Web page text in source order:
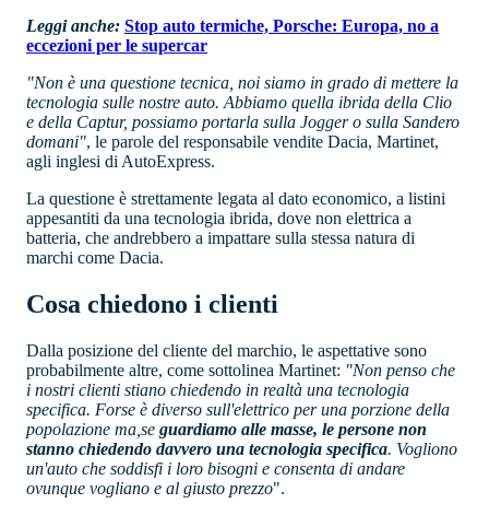
Leggi anche: Stop auto termiche, Porsche: Europa, no a
eccezioni per le supercar
"Non è una questione tecnica, noi siamo in grado di mettere la
tecnologia sulle nostre auto. Abbiamo quella ibrida della Clio
e della Captur, possiamo portarla sulla Jogger o sulla Sandero
domani", le parole del responsabile vendite Dacia, Martinet,
agli inglesi di AutoExpress.
La questione è strettamente legata al dato economico, a listini
appesantiti da una tecnologia ibrida, dove non elettrica a
batteria, che andrebbero a impattare sulla stessa natura di
marchi come Dacia.
Cosa chiedono i clienti
Dalla posizione del cliente del marchio, le aspettative sono
probabilmente altre, come sottolinea Martinet: "Non penso che
i nostri clienti stiano chiedendo in realtà una tecnologia
specifica. Forse è diverso sull'elettrico per una porzione della
popolazione ma,se guardiamo alle masse, le persone non
stanno chiedendo davvero una tecnologia specifica. Vogliono
un'auto che soddisfi i loro bisogni e consenta di andare
ovunque vogliano e al giusto prezzo".